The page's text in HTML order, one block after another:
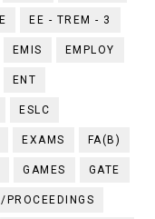
EE - TREM - 3
EMIS EMPLOY
ENT
ESLC
EXAMS FA(B)
GAMES GATE
PROCEEDINGS